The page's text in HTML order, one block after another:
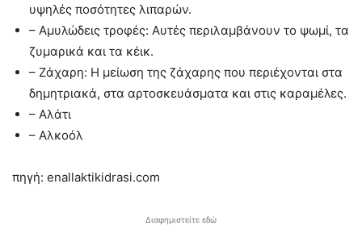
υψηλές ποσότητες λιπαρών.
– Αμυλώδεις τροφές: Αυτές περιλαμβάνουν το ψωμί, τα
ζυμαρικά και τα κέικ.
– Ζάχαρη: Η μείωση της ζάχαρης που περιέχονται στα
δημητριακά, στα αρτοσκευάσματα και στις καραμέλες.
– Αλάτι
– Αλκοόλ
πηγή: enallaktikidrasi.com
Διαφημιστείτε εδώ